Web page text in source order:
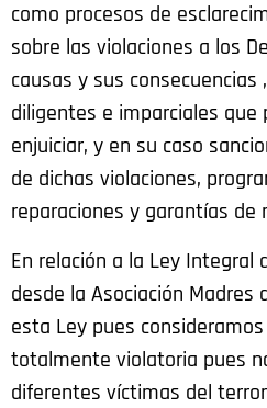
como procesos de
sobre las violaciones a los
causas y sus consecuencias
diligentes e imparciales
enjuiciar, y en su caso
de dichas violaciones,
reparaciones y garantías de
En relación a la Ley Integral
desde la Asociación Madres
esta Ley pues
totalmente violatoria pues
diferentes víctimas del